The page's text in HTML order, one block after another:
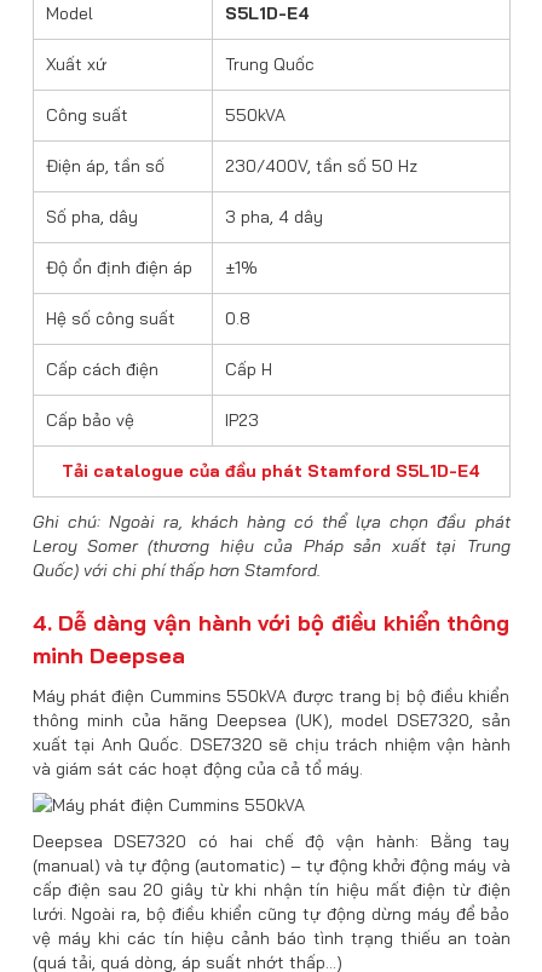
Model S5L1D-E4
Xuất xứ Trung Quốc
Công suất 550kVA
Điện áp, tần số 230/400V, tần số 50 Hz
Số pha, dây 3 pha, 4 dây
Độ ổn định điện áp ±1%
Hệ số công suất 0.8
Cấp cách điện Cấp H
Cấp bảo vệ IP23
Tải catalogue của đầu phát Stamford S5L1D-E4
Ghi chú: Ngoài ra, khách hàng có thể lựa chọn đầu phát
Leroy Somer (thương hiệu của Pháp sản xuất tại Trung
Quốc) với chi phí thấp hơn Stamford.
4. Dễ dàng vận hành với bộ điều khiển thông
minh Deepsea
Máy phát điện Cummins 550kVA được trang bị bộ điều khiển
thông minh của hãng Deepsea (UK), model DSE7320, sản
xuất tại Anh Quốc. DSE7320 sẽ chịu trách nhiệm vận hành
và giám sát các hoạt động của cả tổ máy.
Deepsea DSE7320 có hai chế độ vận hành: Bằng tay
(manual) và tự động (automatic) – tự động khởi động máy và
cấp điện sau 20 giây từ khi nhận tín hiệu mất điện từ điện
lưới. Ngoài ra, bộ điều khiển cũng tự động dừng máy để bảo
vệ máy khi các tín hiệu cảnh báo tình trạng thiếu an toàn
(quá tải, quá dòng, áp suất nhớt thấp…)